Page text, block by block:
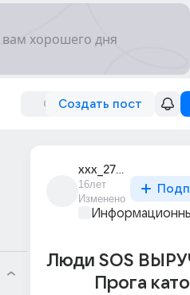
Создать пост
xxx_2783
16лет
Изменено
Люди SOS
Прога